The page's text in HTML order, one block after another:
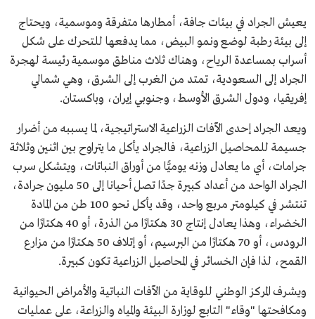
يعيش الجراد في بيئات جافة، أمطارها متفرقة وموسمية، ويحتاج
إلى بيئة رطبة لوضع ونمو البيض، مما يدفعها للتحرك على شكل
أسراب بمساعدة الرياح، وهناك ثلاث مناطق موسمية رئيسة لهجرة
الجراد إلى السعودية، تمتد من الغرب إلى الشرق، وهي شمالي
إفريقيا، ودول الشرق الأوسط، وجنوبي إيران، وباكستان.
ويعد الجراد إحدى الآفات الزراعية الاستراتيجية، لما يسببه من أضرار
جسيمة للمحاصيل الزراعية، فالجراد يأكل ما يتراوح بين اثنين وثلاثة
جرامات، أي ما يعادل وزنه يوميًّا من أوراق النباتات، ويتشكل سرب
الجراد الواحد من أعداد كبيرة جدًا تصل أحيانا إلى 50 مليون جرادة،
تنتشر في كيلومتر مربع واحد، وقد يأكل نحو 100 طن من المادة
الخضراء، وهذا يعادل إنتاج 30 هكتارًا من الذرة، أو 40 هكتارًا من
الرودس، أو 70 هكتارًا من البرسيم، أو إتلاف 50 هكتارًا من مزارع
القمح، لذا فإن الخسائر في المحاصيل الزراعية تكون كبيرة.
ويشرف المركز الوطني للوقاية من الآفات النباتية والأمراض الحيوانية
ومكافحتها "وقاء" التابع لوزارة البيئة والمياه والزراعة، على عمليات